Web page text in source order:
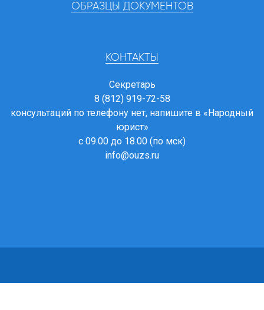
ОБРАЗЦЫ ДОКУМЕНТОВ
КОНТАКТЫ
Секретарь
8 (812) 919-72-58
консультаций по телефону нет, напишите в «Народный
юрист»
с 09.00 до 18.00 (по мск)
info@ouzs.ru